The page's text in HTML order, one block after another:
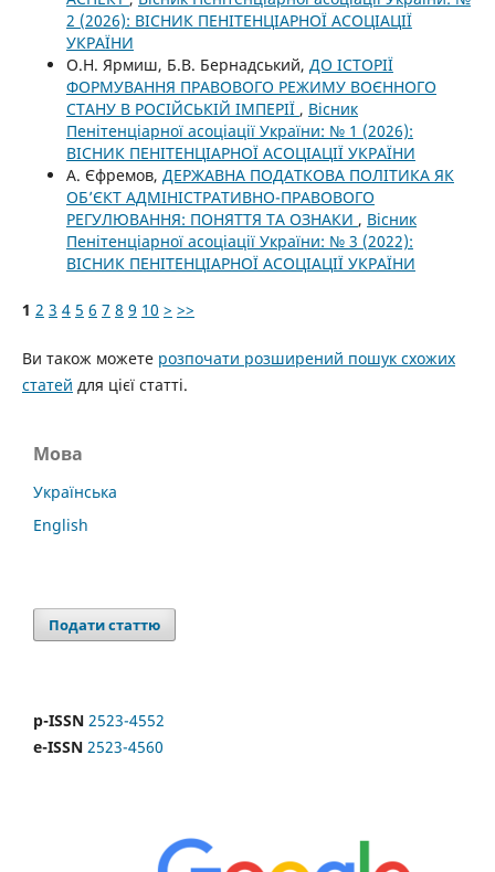
2 (2026): ВІСНИК ПЕНІТЕНЦІАРНОЇ АСОЦІАЦІЇ
УКРАЇНИ
О.Н. Ярмиш, Б.В. Бернадський, ДО ІСТОРІЇ
ФОРМУВАННЯ ПРАВОВОГО РЕЖИМУ ВОЄННОГО
СТАНУ В РОСІЙСЬКІЙ ІМПЕРІЇ , Вісник
Пенітенціарної асоціації України: № 1 (2026):
ВІСНИК ПЕНІТЕНЦІАРНОЇ АСОЦІАЦІЇ УКРАЇНИ
А. Єфремов, ДЕРЖАВНА ПОДАТКОВА ПОЛІТИКА ЯК
ОБ’ЄКТ АДМІНІСТРАТИВНО-ПРАВОВОГО
РЕГУЛЮВАННЯ: ПОНЯТТЯ ТА ОЗНАКИ , Вісник
Пенітенціарної асоціації України: № 3 (2022):
ВІСНИК ПЕНІТЕНЦІАРНОЇ АСОЦІАЦІЇ УКРАЇНИ
1 2 3 4 5 6 7 8 9 10 > >>
Ви також можете розпочати розширений пошук схожих
статей для цієї статті.
Мова
Українська
English
Подати статтю
p-ISSN 2523-4552
e-ISSN 2523-4560